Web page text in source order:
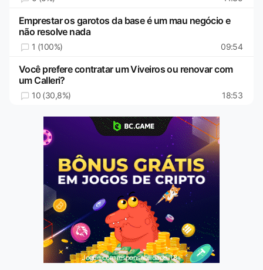
Emprestar os garotos da base é um mau negócio e
não resolve nada
1 (100%) 09:54
Você prefere contratar um Viveiros ou renovar com
um Calleri?
10 (30,8%) 18:53
Jogue com responsabilidade. 18+